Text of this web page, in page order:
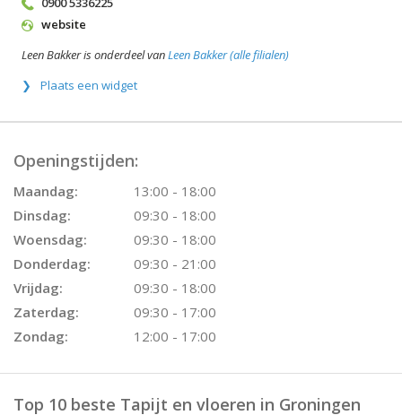
website
Leen Bakker is onderdeel vanLeen Bakker (alle filialen)
Plaats een widget
Openingstijden:
Maandag:
13:00 - 18:00
Dinsdag:
09:30 - 18:00
Woensdag:
09:30 - 18:00
Donderdag:
09:30 - 21:00
Vrijdag:
09:30 - 18:00
Zaterdag:
09:30 - 17:00
Zondag:
12:00 - 17:00
Top 10 beste Tapijt en vloeren in Groningen